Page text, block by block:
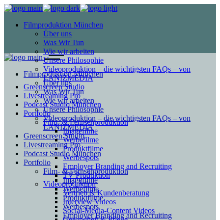
Filmproduktion München
Über uns
Was Wir Tun
Wie wir arbeiten
Unsere Philosophie
Videoproduktion – die wichtigsten FAQs – von
LANIZMEDIA
Greenscreen Studio
Livestreaming Pro
Podcast Studio München
Portfolio
Film- & Fernsehproduktion
Imagefilme
Werbefilme
Produktfilme
Werbespots
Employer Branding and Recruiting
TV Produktion
Videoproduktion
Vertrieb & Kundenberatung
Interview Videos
Social-Media-Content Videos
Filmproduktion München
Über uns
Was Wir Tun
Wie wir arbeiten
Unsere Philosophie
Videoproduktion – die wichtigsten FAQs – von
LANIZMEDIA
Greenscreen Studio
Livestreaming Pro
Podcast Studio München
Portfolio
Film- & Fernsehproduktion
Imagefilme
Werbefilme
Produktfilme
Werbespots
Employer Branding and Recruiting